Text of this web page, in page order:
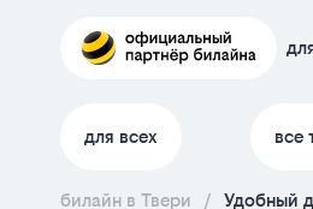
для всех все
билайн в Твери / Удобный